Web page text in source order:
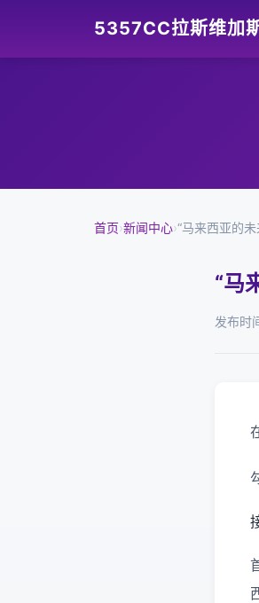
5357CC拉斯维加
首页›新闻中心›“马来西亚的
“马
发布时